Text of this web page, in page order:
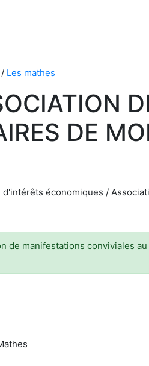
/ Les mathes
DE
économiques /
de manifestations conviviales